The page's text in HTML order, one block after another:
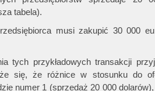
tabela).
musi zakupić 30 000
tych przykładowych transakcji
się, że różnice w stosunku do
numer 1 (sprzedaż 20 000